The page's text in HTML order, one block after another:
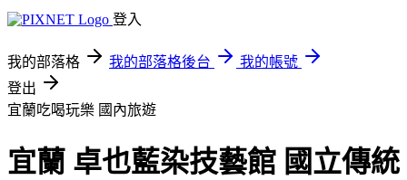
登入
我的部落格 我的部落格後台
我的帳號
登出
宜蘭吃喝玩樂 國內旅遊
宜蘭 卓也藍染技藝館 國立傳統